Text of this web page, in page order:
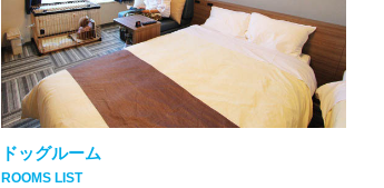
ドッグルーム
ROOMS LIST